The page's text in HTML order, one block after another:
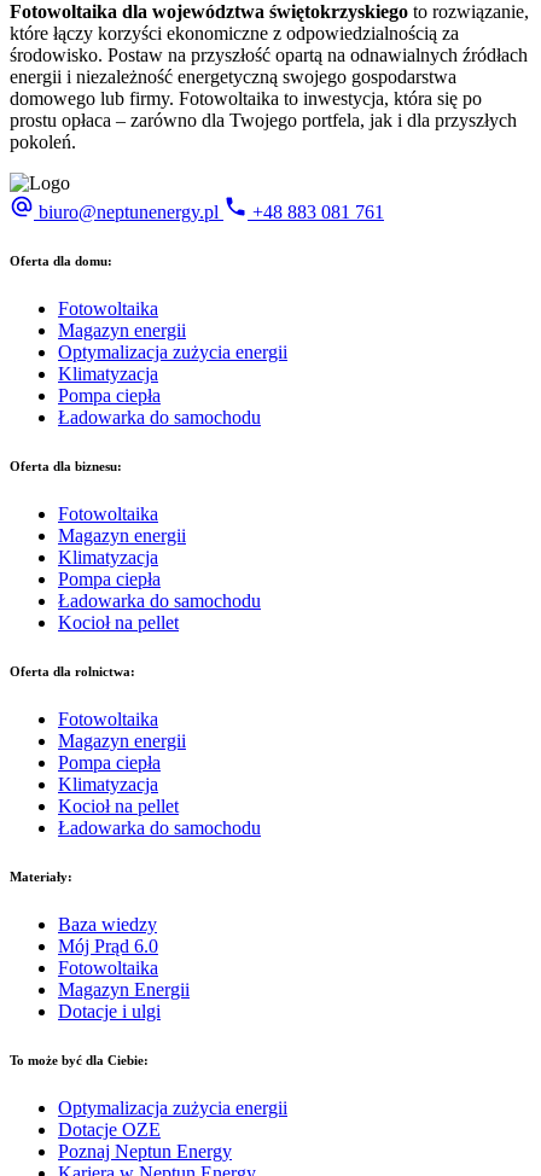
Fotowoltaika dla województwa świętokrzyskiego to rozwiązanie,
które łączy korzyści ekonomiczne z odpowiedzialnością za
środowisko. Postaw na przyszłość opartą na odnawialnych źródłach
energii i niezależność energetyczną swojego gospodarstwa
domowego lub firmy. Fotowoltaika to inwestycja, która się po
prostu opłaca – zarówno dla Twojego portfela, jak i dla przyszłych
pokoleń.
biuro@neptunenergy.pl +48 883 081 761
Oferta dla domu:
Fotowoltaika
Magazyn energii
Optymalizacja zużycia energii
Klimatyzacja
Pompa ciepła
Ładowarka do samochodu
Oferta dla biznesu:
Fotowoltaika
Magazyn energii
Klimatyzacja
Pompa ciepła
Ładowarka do samochodu
Kocioł na pellet
Oferta dla rolnictwa:
Fotowoltaika
Magazyn energii
Pompa ciepła
Klimatyzacja
Kocioł na pellet
Ładowarka do samochodu
Materiały:
Baza wiedzy
Mój Prąd 6.0
Fotowoltaika
Magazyn Energii
Dotacje i ulgi
To może być dla Ciebie:
Optymalizacja zużycia energii
Dotacje OZE
Poznaj Neptun Energy